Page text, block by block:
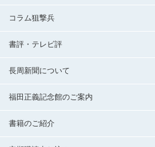
コラム狙撃兵
書評・テレビ評
長周新聞について
福田正義記念館のご案内
書籍のご紹介